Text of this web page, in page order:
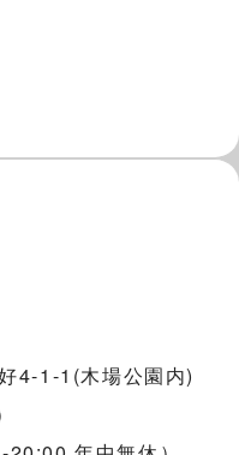
4-1-1(木場公園内)